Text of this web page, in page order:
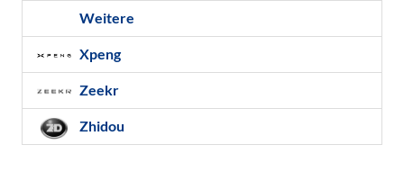
Weitere
Xpeng
Zeekr
Zhidou